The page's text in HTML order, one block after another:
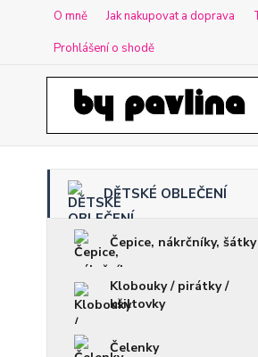
O mně Jak nakupovat a doprava
Prohlášení o shodě
DĚTSKÉ OBLEČENÍ
Čepice, nákrčníky, šátky
Klobouky / pirátky /
kšiltovky
Čelenky